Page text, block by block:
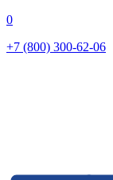
0
+7 (800) 300-62-06